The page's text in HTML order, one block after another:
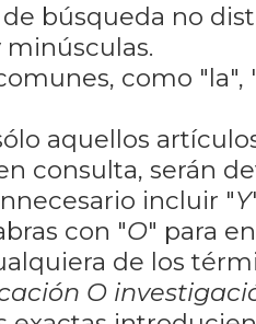
búsqueda no
minúsculas.
como "la",
aquellos
consulta, serán
incluir "Y
con "O" para
de los
O